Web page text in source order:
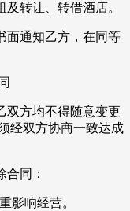
转让、转借酒店。
面通知乙方，在同等
双方均不得随意变更
经双方协商一致达成
同：
影响经营。